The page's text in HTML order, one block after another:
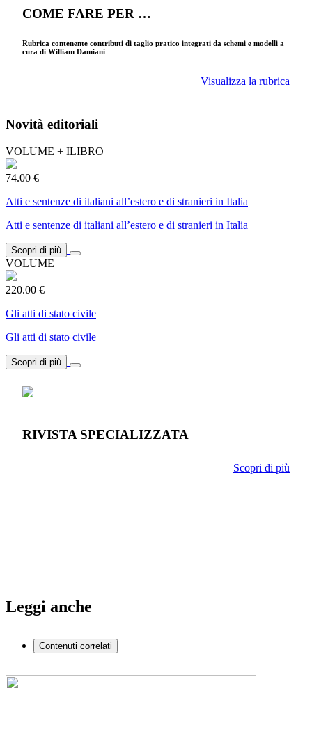
COME FARE PER …
Rubrica contenente contributi di taglio pratico integrati da schemi e modelli a
cura di William Damiani
Visualizza la rubrica
Novità editoriali
VOLUME + ILIBRO
74.00 €
Atti e sentenze di italiani all’estero e di stranieri in Italia
Atti e sentenze di italiani all’estero e di stranieri in Italia
Scopri di più
VOLUME
220.00 €
Gli atti di stato civile
Gli atti di stato civile
Scopri di più
RIVISTA SPECIALIZZATA
Scopri di più
Leggi anche
Contenuti correlati